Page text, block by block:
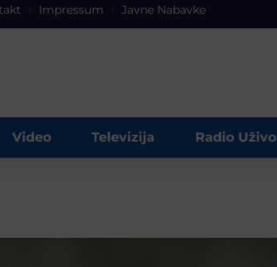
Impressum Javne Nabavke
Video Televizija Radio Uživo